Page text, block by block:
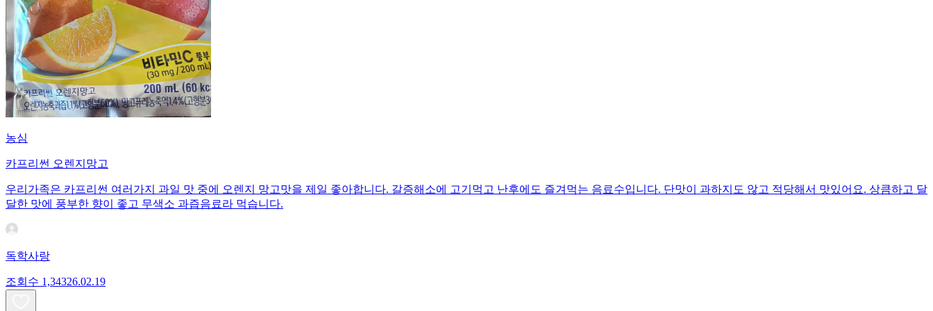
농심
카프리썬 오렌지망고
우리가족은 카프리썬 여러가지 과일 맛 중에 오렌지 망고맛을 제일 좋아합니다. 갈증해소에 고기먹고 난후에도 즐겨먹는 음료수입니다. 단맛이 과하지도 않고 적당해서 맛있어요. 상큼하고 달
달한 맛에 풍부한 향이 좋고 무색소 과즙음료라 먹습니다.
독학사랑
조회수 1,34326.02.19